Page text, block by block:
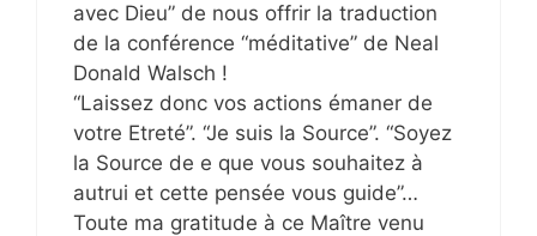
avec Dieu” de nous offrir la traduction
de la conférence “méditative” de Neal
Donald Walsch !
“Laissez donc vos actions émaner de
votre Etreté”. “Je suis la Source”. “Soyez
la Source de e que vous souhaitez à
autrui et cette pensée vous guide”…
Toute ma gratitude à ce Maître venu